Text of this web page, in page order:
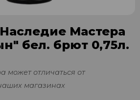
Мастера
бел. брют 0,75л.
может отличаться от
магазинах